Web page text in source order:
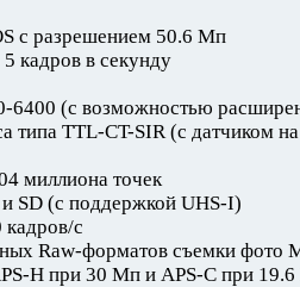
с разрешением 50.6 Мп
кадров в секунду
6400 (с возможностью
типа TTL-CT-SIR (с датчиком
миллиона точек
и SD (с поддержкой UHS-I)
с
Raw-форматов съемки фото
H при 30 Мп и APS-C при